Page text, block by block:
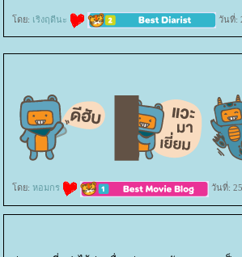
ดย: เริงฤดีนะ วันที่:
ดย: หอมกร วันที่: